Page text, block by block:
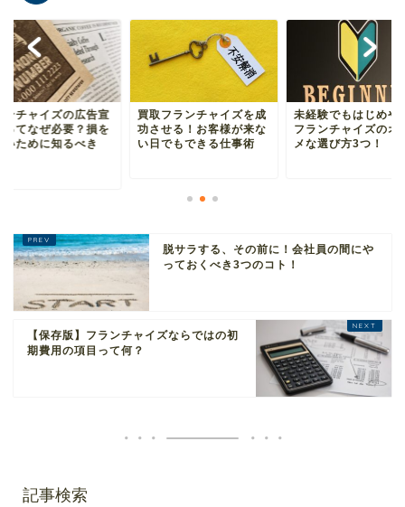
ンチャイズの広告宣
ってなぜ必要？損を
いために知るべき
買取フランチャイズを成
功させる！お客様が来な
い日でもできる仕事術
未経験でもはじめや
フランチャイズのオ
メな選び方3つ！
脱サラする、その前に！会社員の間にや
っておくべき3つのコト！
【保存版】フランチャイズならではの初
期費用の項目って何？
記事検索